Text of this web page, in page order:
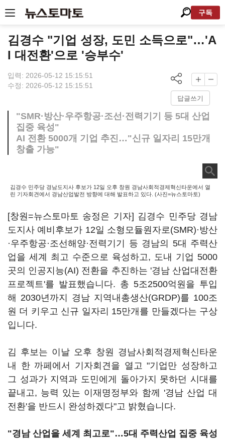
구독
김경수 "기업 성장, 도민 소득으로"…'A
I 대전환'으로 '승부수'
입력: 2026-05-12 15:15:51
수정: 2026-05-12 15:15:51
답글쓰기
"SMR·방산·우주항공·조선·전력기기 등 5대 산업
집중 육성"
AI 전환 5000개 기업 추진…"신규 일자리 15만개
창출 가능"
김경수 민주당 경남도지사 후보가 12일 오후 창원 경남사회적경제혁신타운에서 열
린 기자회견에서 경남산업발전 방향에 대해 발표하고 있다. (사진=뉴스토마토)
[창원=뉴스토마토 송정은 기자] 김경수 민주당 경남
도지사 예비후보가 12일 소형모듈원자로(SMR)·방산
·우주항공·조선해양·전력기기 등 경남의 5대 주력산
업을 세계 최고 수준으로 육성하고, 도내 기업 5000
곳의 인공지능(AI) 전환을 추진하는 '경남 산업대전환
프로젝트'를 발표했습니다. 총 5조2500억원을 투입
해 2030년까지 경남 지역내총생산(GRDP)를 100조
원 더 키우고 신규 일자리 15만개를 만들겠다는 구상
입니다.
김 후보는 이날 오후 창원 경남사회적경제혁신타운
내 한 까페에서 기자회견을 열고 "기업만 성장하고
그 성과가 지역과 도민에게 돌아가지 못하던 시대를
끝내고, 능력 있는 이재명정부와 함께 '경남 산업 대
전환'을 반드시 완성하겠다"고 밝혔습니다.
"경남 산업을 세계 최고로"…5대 주력산업 집중 육성